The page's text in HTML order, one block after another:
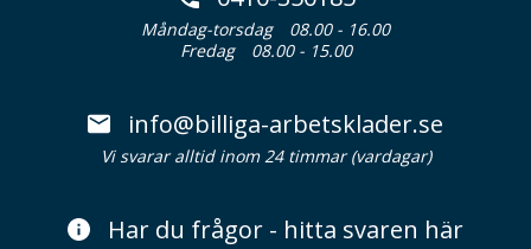
Måndag-torsdag
08.00 - 16.00
Fredag
08.00 - 15.00
info@billiga-arbetsklader.se
Vi svarar alltid inom 24 timmar (vardagar)
Har du frågor - hitta svaren här